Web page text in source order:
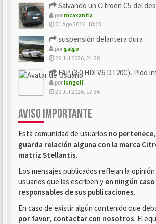
Salvando un Citroën C5 del desguace:
pormcaxantia
01 Ago 2026, 18:23
suspensión delantera dura
porgalgo
29 Jul 2026, 21:28
FAP (3.0 HDi V6 DT20C). Pido info
poriongolf
29 Jul 2026, 17:36
AVISO IMPORTANTE
Esta comunidad de usuarios no
guarda relación alguna con la marca
matriz Stellantis.
Los mensajes publicados reflejan la
usuarios que las escriben y en ningún
responsables de sus publicaciones.
En caso de existir algún contenido que
por favor, contactar con nosotros. El